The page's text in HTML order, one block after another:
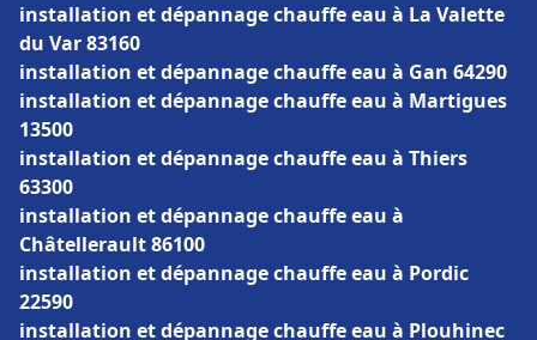
installation et dépannage chauffe eau à La Valette
du Var 83160
installation et dépannage chauffe eau à Gan 64290
installation et dépannage chauffe eau à Martigues
13500
installation et dépannage chauffe eau à Thiers
63300
installation et dépannage chauffe eau à
Châtellerault 86100
installation et dépannage chauffe eau à Pordic
22590
installation et dépannage chauffe eau à Plouhinec